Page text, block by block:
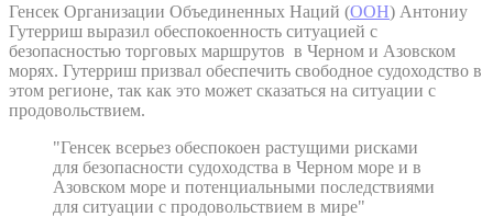
Генсек Организации Объединенных Наций (ООН) Антониу
Гутерриш выразил обеспокоенность ситуацией с
безопасностью торговых маршрутов в Черном и Азовском
морях. Гутерриш призвал обеспечить свободное судоходство в
этом регионе, так как это может сказаться на ситуации с
продовольствием.
"Генсек всерьез обеспокоен растущими рисками
для безопасности судоходства в Черном море и в
Азовском море и потенциальными последствиями
для ситуации с продовольствием в мире"